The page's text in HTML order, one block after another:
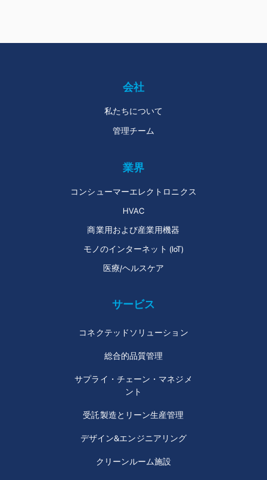
会社
私たちについて
管理チーム
業界
コンシューマーエレクトロニクス
HVAC
商業用および産業用機器
モノのインターネット (IoT)
医療/ヘルスケア
サービス
コネクテッドソリューション
総合的品質管理
サプライ・チェーン・マネジメ
ント
受託製造とリーン生産管理
デザイン&エンジニアリング
クリーンルーム施設